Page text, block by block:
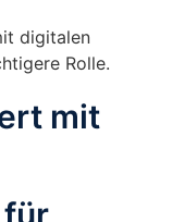
digitalen
Rolle.
mit